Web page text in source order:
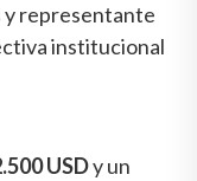
y representante
institucional
USDy un